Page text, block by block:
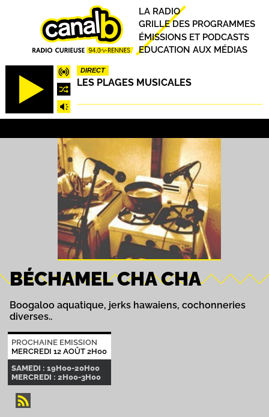
DIRECT
LES PLAGES MUSICALES
Principal
LA RADIO
GRILLE DES PROGRAMMES
ÉMISSIONS ET PODCASTS
EDUCATION AUX MÉDIAS
BÉCHAMEL CHA CHA
Boogaloo aquatique, jerks hawaiens, cochonneries
diverses..
PROCHAINE EMISSION
MERCREDI 12 AOÛT 2H00
SAMEDI : 19H00-20H00
MERCREDI : 2H00-3H00